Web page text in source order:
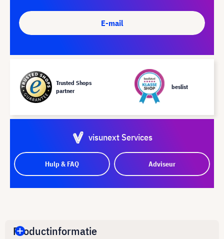
E-mail
Trusted Shops
partner
beslist
visunext Services
Hulp & FAQ Adviseur
Productinformatie